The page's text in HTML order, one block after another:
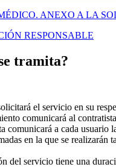
ANEXO A LA
RESPONSABLE
tramita?
el servicio en su
comunicará al
comunicará a cada usuario
en la que se
del servicio tiene una